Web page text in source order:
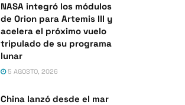
NASA integró los módulos
de Orion para Artemis III y
acelera el próximo vuelo
tripulado de su programa
lunar
5 AGOSTO, 2026
China lanzó desde el mar